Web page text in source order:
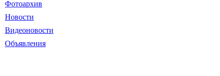
Фотоархив
Новости
Видеоновости
Объявления